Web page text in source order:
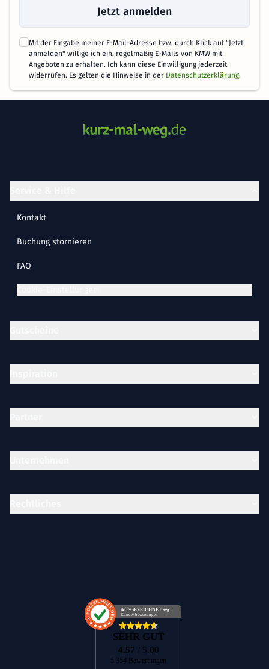
Jetzt anmelden
Mit der Eingabe meiner E-Mail-Adresse bzw. durch Klick auf "Jetzt
anmelden" willige ich ein, regelmäßig E-Mails von KMW mit
Angeboten zu erhalten. Ich kann diese Einwilligung jederzeit
widerrufen. Es gelten die Hinweise in der Datenschutzerklärung.
AUSGEZEICHNET .org
Kundenbewertungen
SEHR GUT
4.57 / 5.00
5.354 Bewertungen
Kontakt
Buchung stornieren
FAQ